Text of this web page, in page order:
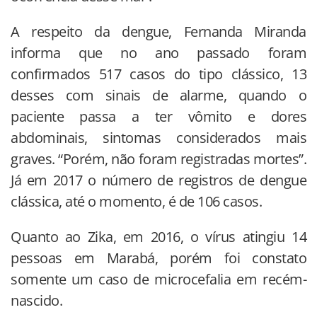
A respeito da dengue, Fernanda Miranda
informa que no ano passado foram
confirmados 517 casos do tipo clássico, 13
desses com sinais de alarme, quando o
paciente passa a ter vômito e dores
abdominais, sintomas considerados mais
graves. “Porém, não foram registradas mortes”.
Já em 2017 o número de registros de dengue
clássica, até o momento, é de 106 casos.
Quanto ao Zika, em 2016, o vírus atingiu 14
pessoas em Marabá, porém foi constato
somente um caso de microcefalia em recém-
nascido.